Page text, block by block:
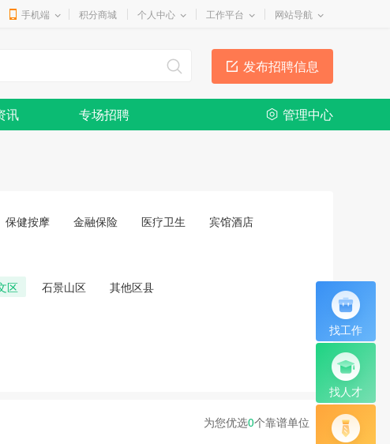
手机端 积分商城 个人中心 工作平台 网站导航
发布招聘信息
讯 专场招聘 管理中心
找工作
找人才
保健按摩 金融保险 医疗卫生
宾馆酒店
区 石景山区 其他区县
为您优选0个靠谱单位